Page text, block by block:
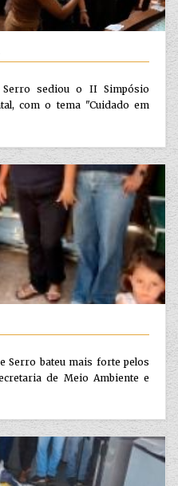
sediou o II Simpósio
com o tema "Cuidado em
Serro bateu mais forte pelos
de Meio Ambiente e